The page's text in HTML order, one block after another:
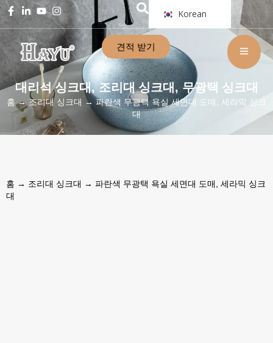
Korean
견적 받기
대리석 싱크대,조리대 싱크대,무광택 싱크대
홈→ 조리대 싱크대 → 파란색 무광택 욕실 세면대 도매, 세라믹 싱크
대
홈 → 조리대 싱크대 → 파란색 무광택 욕실 세면대 도매, 세라믹 싱크
대